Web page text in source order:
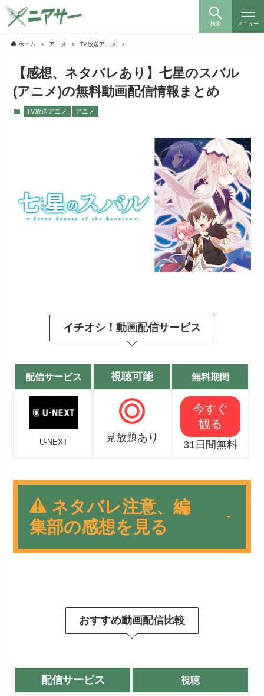
検索 メニュー
ホーム アニメ TV放送アニメ
【感想、ネタバレあり】七星のスバル
(アニメ)の無料動画配信情報まとめ
TV放送アニメ アニメ
イチオシ！動画配信サービス
配信サービス 視聴可能 無料期間
U-NEXT 見放題あり
今すぐ
観る
31日間無料
ネタバレ注意、編
集部の感想を見る
サツキがツンデレさんで女か
ら見ても可愛げのある子で共
感持てました。
恋愛を応援し合っていたので
すが、それに嫉妬した（タカ
おすすめ動画配信比較
配信サービス 視聴